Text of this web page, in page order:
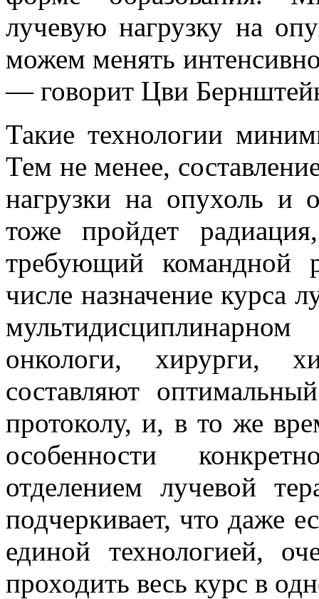
лучевую нагрузку на
можем менять
— говорит Цви
Такие технологии
Тем не менее,
нагрузки на опухоль и
тоже пройдет
требующий командной
числе назначение курса
онкологи, хирурги,
составляют
протоколу, и, в то же
особенности
отделением лучевой
подчеркивает, что даже
единой технологией,
проходить весь курс в